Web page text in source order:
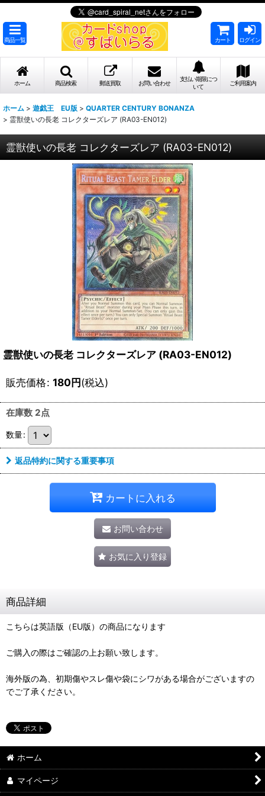
商品一覧 カート ログイン
ホーム 商品検索 郵送買取 お問い合わせ
支払い期限につ
いて
ご利用案内
ホーム > 遊戯王 EU版 > QUARTER CENTURY BONANZA
> 霊獣使いの長老 コレクターズレア (RA03-EN012)
霊獣使いの長老 コレクターズレア (RA03-EN012)
霊獣使いの長老 コレクターズレア (RA03-EN012)
販売価格: 180円(税込)
在庫数 2点
数量:
返品特約に関する重要事項
カートに入れる
お問い合わせ
お気に入り登録
商品詳細
こちらは英語版（EU版）の商品になります
ご購入の際はご確認の上お願い致します。
海外版の為、初期傷やスレ傷や袋にシワがある場合がございますの
でご了承ください。
ホーム
マイページ